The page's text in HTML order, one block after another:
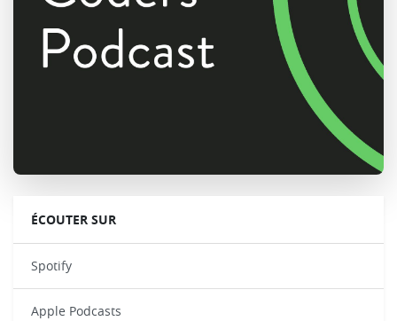
ÉCOUTER SUR
Spotify
Apple Podcasts